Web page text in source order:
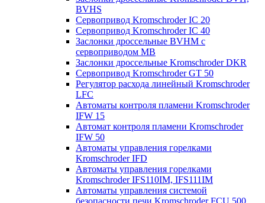
BVHS
Сервопривод Kromschroder IC 20
Сервопривод Kromschroder IC 40
Заслонки дроссельные BVHM с
сервоприводом МВ
Заслонки дроссельные Kromschroder DKR
Cервопривод Kromschroder GT 50
Регулятор расхода линейный Kromschroder
LFC
Автоматы контроля пламени Kromschroder
IFW 15
Автомат контроля пламени Kromschroder
IFW 50
Автоматы управления горелками
Kromschroder IFD
Автоматы управления горелками
Kromschroder IFS110IM, IFS111IM
Автоматы управления системой
безопасности печи Kromschroder FCU 500